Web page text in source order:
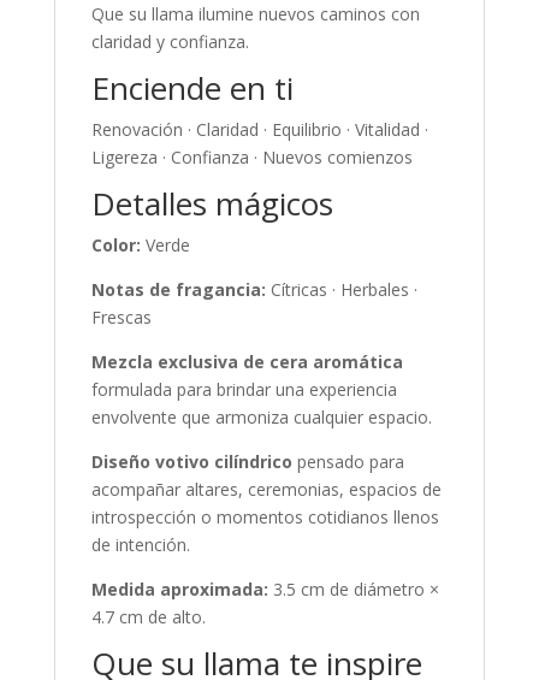
Que su llama ilumine nuevos caminos con
claridad y confianza.
Enciende en ti
Renovación · Claridad · Equilibrio · Vitalidad ·
Ligereza · Confianza · Nuevos comienzos
Detalles mágicos
Color: Verde
Notas de fragancia: Cítricas · Herbales ·
Frescas
Mezcla exclusiva de cera aromática
formulada para brindar una experiencia
envolvente que armoniza cualquier espacio.
Diseño votivo cilíndrico pensado para
acompañar altares, ceremonias, espacios de
introspección o momentos cotidianos llenos
de intención.
Medida aproximada: 3.5 cm de diámetro ×
4.7 cm de alto.
Que su llama te inspire